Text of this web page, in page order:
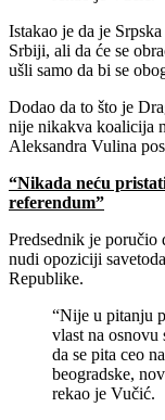
Istakao je da je
Srbiji, ali da će se
ušli samo da bi se
Dodao da to što je
nije nikakva koalicija
Aleksandra Vulina
“Nikada neću
referendum”
Predsednik je poručio
nudi opoziciji
Republike.
“Nije u pitanju
vlast na osnovu
da se pita ceo
beogradske,
rekao je Vučić.